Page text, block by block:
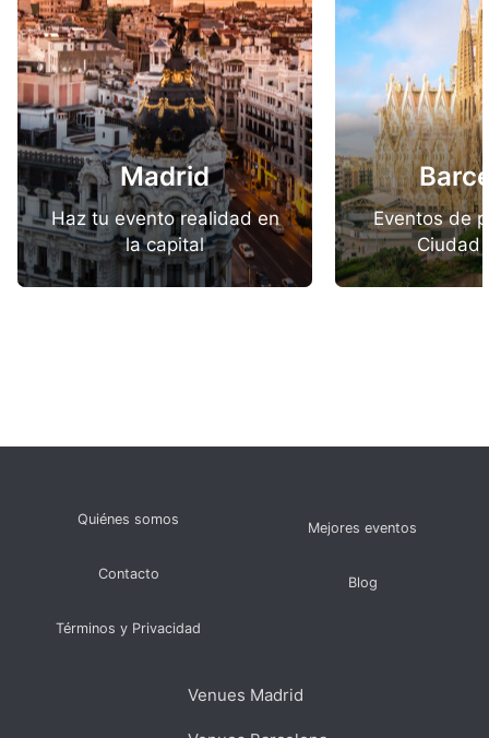
Madrid
Haz tu evento realidad en
la capital
Eventos de
Ciudad
Venues Madrid
Quiénes somos
Contacto
Términos y Privacidad
Mejores eventos
Blog